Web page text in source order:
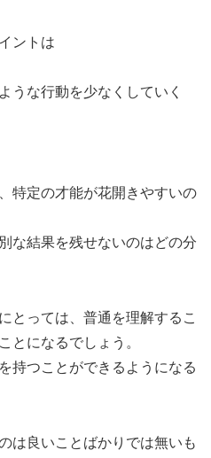
ントは
うな行動を少なくしていく
特定の才能が花開きやすいの
な結果を残せないのはどの分
とっては、普通を理解するこ
とになるでしょう。
持つことができるようになる
は良いことばかりでは無いも